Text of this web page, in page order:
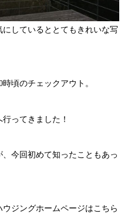
しているととてもきれいな写
頃のチェックアウト。
ってきました！
今回初めて知ったこともあっ
ジングホームページはこちら